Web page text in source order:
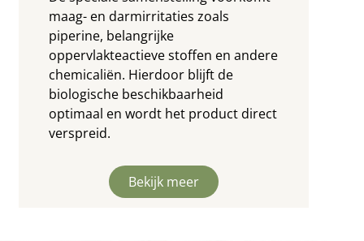
maag- en darmirritaties zoals
piperine, belangrijke
oppervlakteactieve stoffen en andere
chemicaliën. Hierdoor blijft de
biologische beschikbaarheid
optimaal en wordt het product direct
verspreid.
Bekijk meer